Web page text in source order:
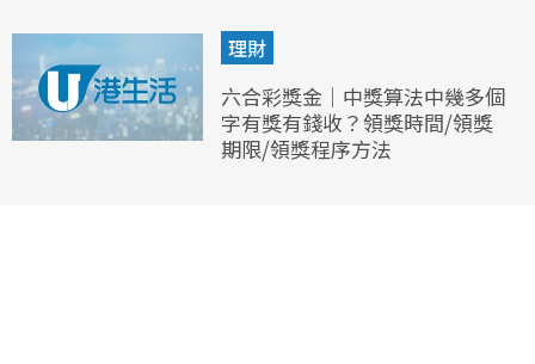
理財
六合彩獎金｜中獎算法中幾多個
字有獎有錢收？領獎時間/領獎
期限/領獎程序方法